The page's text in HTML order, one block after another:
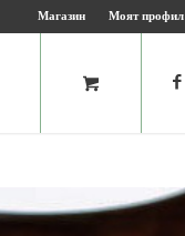
Магазин Моят профил